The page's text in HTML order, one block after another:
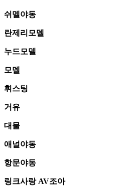
쉬멜야동
란제리모델
누드모델
모델
휘스팅
거유
대물
애널야동
항문야동
링크사랑 AV조아